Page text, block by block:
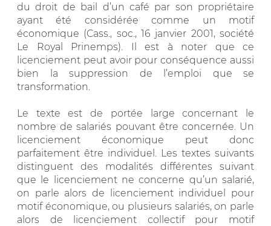
du droit de bail d’un café par son propriétaire
ayant été considérée comme un motif
économique (Cass., soc., 16 janvier 2001, société
Le Royal Prinemps). Il est à noter que ce
licenciement peut avoir pour conséquence aussi
bien la suppression de l’emploi que se
transformation.
Le texte est de portée large concernant le
nombre de salariés pouvant être concernée. Un
licenciement économique peut donc
parfaitement être individuel. Les textes suivants
distinguent des modalités différentes suivant
que le licenciement ne concerne qu’un salarié,
on parle alors de licenciement individuel pour
motif économique, ou plusieurs salariés, on parle
alors de licenciement collectif pour motif